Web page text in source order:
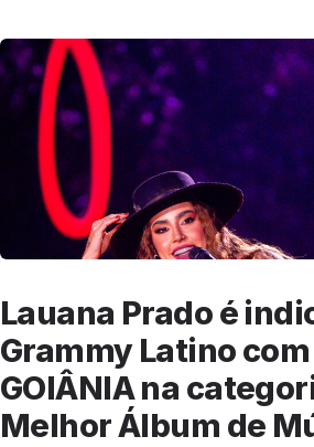
Lauana Prado é
Grammy Latino com
GOIÂNIA na
Melhor Álbum de